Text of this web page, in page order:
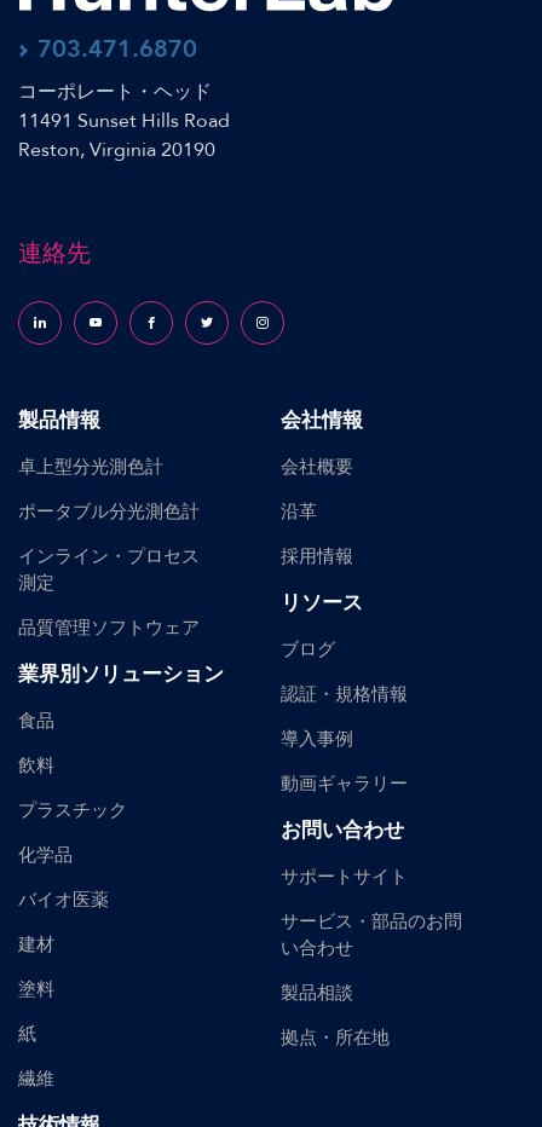
703.471.6870
コーポレート・ヘッド
11491 Sunset Hills Road
Reston, Virginia 20190
連絡先
Follow us on LinkedInFollow us on YouTubeFollow us on Facebook
Follow us on X (formerly Twitter)
Follow us on Instagram
製品情報
卓上型分光測色計
ポータブル分光測色計
インライン・プロセス
測定
品質管理ソフトウェア
業界別ソリューション
食品
飲料
プラスチック
化学品
バイオ医薬
建材
塗料
紙
繊維
会社情報
会社概要
沿革
採用情報
リソース
ブログ
認証・規格情報
導入事例
動画ギャラリー
お問い合わせ
サポートサイト
サービス・部品のお問
い合わせ
製品相談
拠点・所在地